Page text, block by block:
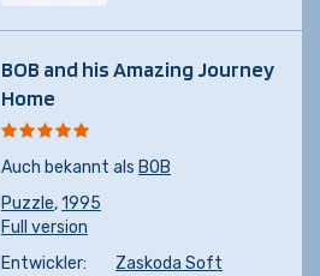
BOB and his Amazing Journey
Home
Auch bekannt als BOB
Puzzle,1995
Full version
Entwickler:
Zaskoda Soft